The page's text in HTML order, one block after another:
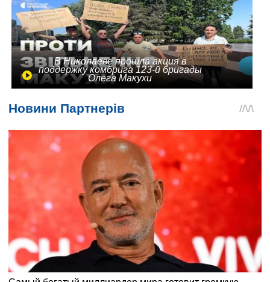
В Николаеве прошла акция в
поддержку комбрига 123-й бригады
Олега Макухи